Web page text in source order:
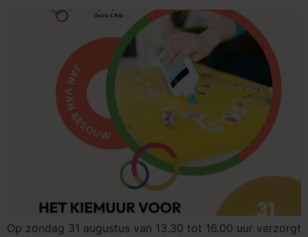
Op zondag 31 augustus van 13.30 tot 16.00 uur verzorgt